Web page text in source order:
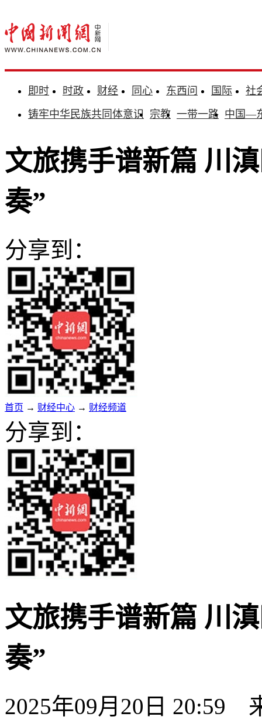
即时 时政 财经 同心 东西问 国际
社
铸牢中华民族共同体意识 宗教 一带一路 中国—
文旅携手谱新篇 川
奏”
分享到：
首页 → 财经中心 → 财经频道
分享到：
文旅携手谱新篇 川
奏”
2025年09月20日 20:59